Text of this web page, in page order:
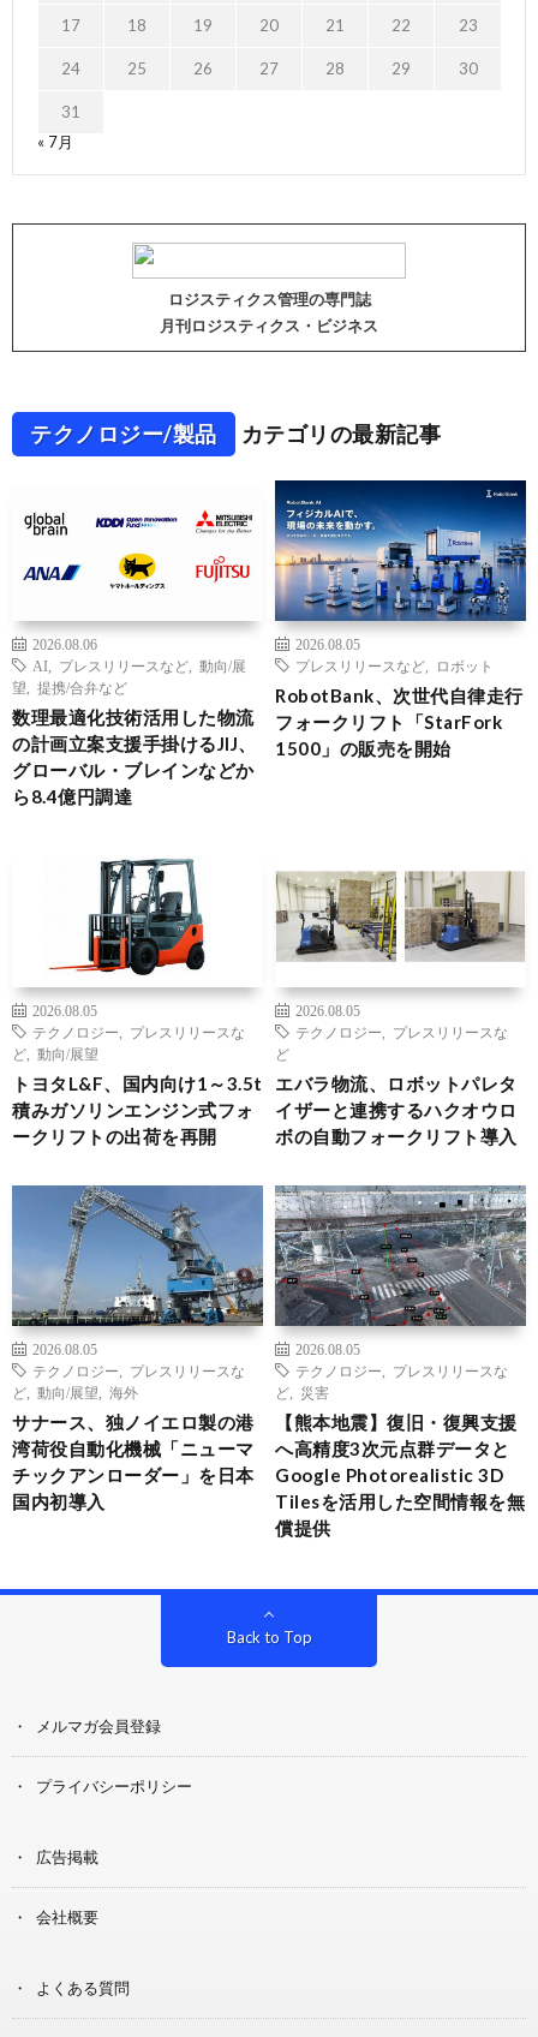
17 18 19 20 21 22 23
24 25 26 27 28 29 30
31
« 7月
ロジスティクス管理の専門誌
月刊ロジスティクス・ビジネス
テクノロジー/製品 カテゴリの最新記事
2026.08.06
AI
プレスリリースなど
動向/展
望
提携/合弁など
数理最適化技術活用した物流
の計画立案支援手掛けるJIJ、
グローバル・ブレインなどか
ら8.4億円調達
2026.08.05
プレスリリースなど
ロボット
RobotBank、次世代自律走行
フォークリフト「StarFork
1500」の販売を開始
2026.08.05
テクノロジー
プレスリリースな
ど
動向/展望
トヨタL&F、国内向け1～3.5t
積みガソリンエンジン式フォ
ークリフトの出荷を再開
2026.08.05
テクノロジー
プレスリリースな
ど
エバラ物流、ロボットパレタ
イザーと連携するハクオウロ
ボの自動フォークリフト導入
2026.08.05
テクノロジー
プレスリリースな
ど
動向/展望 海外
サナース、独ノイエロ製の港
湾荷役自動化機械「ニューマ
チックアンローダー」を日本
国内初導入
2026.08.05
テクノロジー
プレスリリースな
ど
災害
【熊本地震】復旧・復興支援
へ高精度3次元点群データと
Google Photorealistic 3D
Tilesを活用した空間情報を無
償提供
Back to Top
メルマガ会員登録
プライバシーポリシー
広告掲載
会社概要
よくある質問